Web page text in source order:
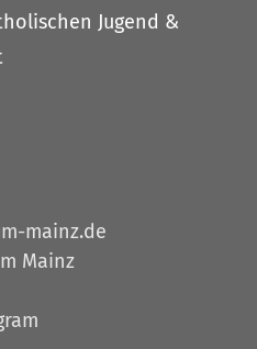
Jugend &
mainz.de
Mainz